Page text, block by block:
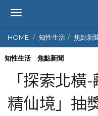
T
g
g
l
v
i
HOME 知性生活 焦點新
知性生活 焦點新聞
「探索北
精仙境」抽